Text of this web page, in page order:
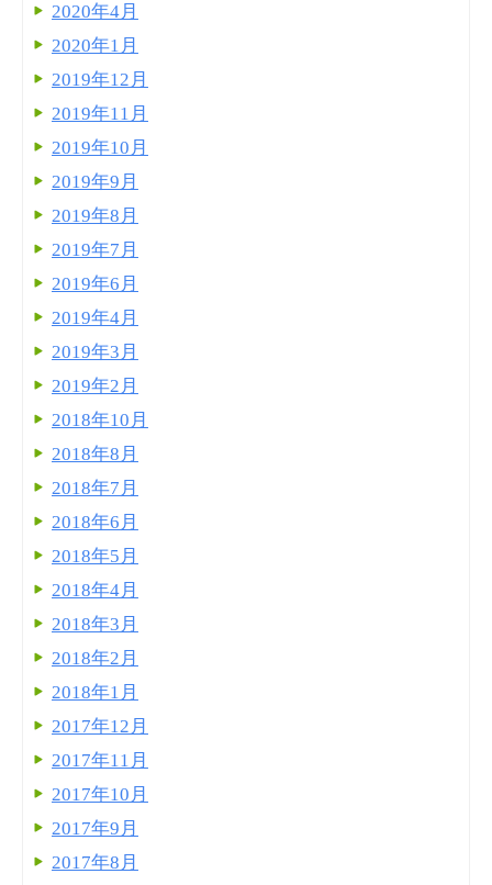
2020年4月
2020年1月
2019年12月
2019年11月
2019年10月
2019年9月
2019年8月
2019年7月
2019年6月
2019年4月
2019年3月
2019年2月
2018年10月
2018年8月
2018年7月
2018年6月
2018年5月
2018年4月
2018年3月
2018年2月
2018年1月
2017年12月
2017年11月
2017年10月
2017年9月
2017年8月